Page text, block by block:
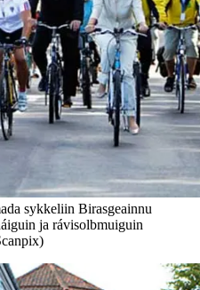
sykkeliin Birasgeainnu
ja rávisolbmuiguin